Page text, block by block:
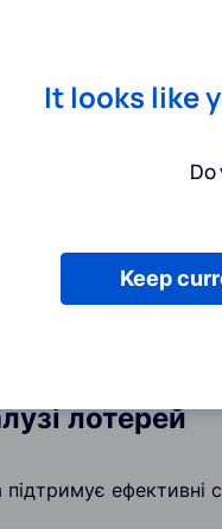
using
лотерей
ефективні
It looks like
Keep